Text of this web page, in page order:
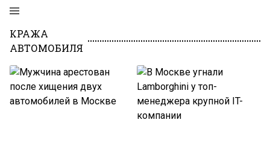
КРАЖА
АВТОМОБИЛЯ